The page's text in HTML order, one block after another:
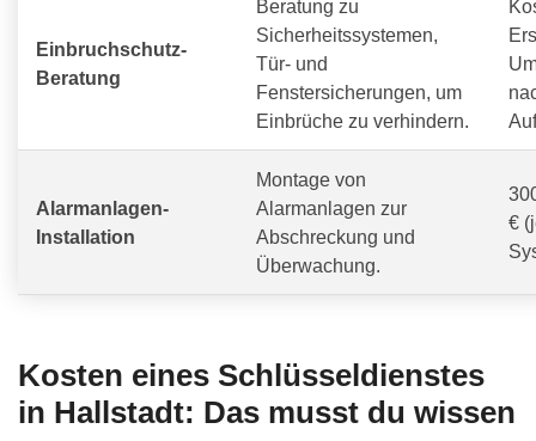
Einbruchschutz-
Beratung
Beratung zu
Sicherheitssystemen,
Tür- und
Fenstersicherungen, um
Einbrüche zu verhindern.
Alarmanlagen-
Installation
Montage von
Alarmanlagen zur
Abschreckung und
Überwachung.
€
Kosten eines Schlüsseldienstes
in Hallstadt: Das musst du wissen